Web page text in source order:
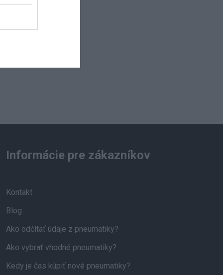
Informácie pre zákazníkov
Kontakt
Blog
Ako odčítať údaje z pneumatiky?
Ako vybrať vhodné pneumatiky?
Kedy je čas kúpiť nové pneumatiky?